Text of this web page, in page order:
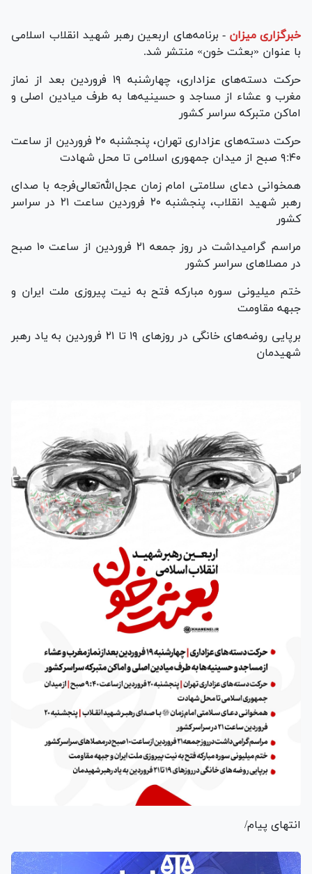
خبرگزاری میزان - برنامه‌های اربعین رهبر شهید انقلاب اسلامی
با عنوان «بعثت خون» منتشر شد.
حرکت دسته‌های عزاداری، چهارشنبه ۱۹ فروردین بعد از نماز
مغرب و عشاء از مساجد و حسینیه‌ها به طرف میادین اصلی و
اماکن متبرکه سراسر کشور
حرکت دسته‌های عزاداری تهران، پنجشنبه ۲۰ فروردین از ساعت
۹:۴۰ صبح از میدان جمهوری اسلامی تا محل شهادت
همخوانی دعای سلامتی امام زمان عجل‌الله‌تعالی‌فرجه با صدای
رهبر شهید انقلاب، پنجشنبه ۲۰ فروردین ساعت ۲۱ در سراسر
کشور
مراسم گرامیداشت در روز جمعه ۲۱ فروردین از ساعت ۱۰ صبح
در مصلا‌های سراسر کشور
ختم میلیونی سوره مبارکه فتح به نیت پیروزی ملت ایران و
جبهه مقاومت
برپایی روضه‌های خانگی در روز‌های ۱۹ تا ۲۱ فروردین به یاد رهبر
شهیدمان
انتهای پیام/